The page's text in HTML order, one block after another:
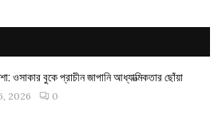
ওসাকার বুকে প্রাচীন জাপানি আধ্যাত্মিকতার ছোঁয়া
2026 0